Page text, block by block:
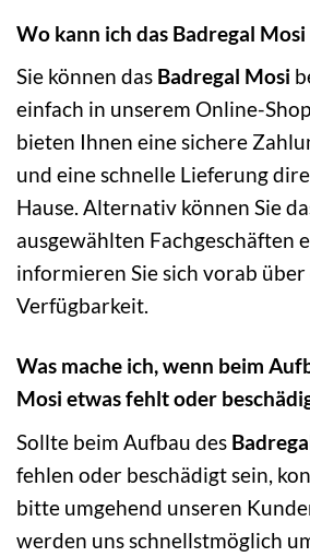
Wo kann ich das Badregal
Sie können das Badregal Mosi
einfach in unserem Online-
bieten Ihnen eine sichere
und eine schnelle Lieferung
Hause. Alternativ können Sie
ausgewählten Fachgeschäften
informieren Sie sich vorab über
Verfügbarkeit.
Was mache ich, wenn beim
Mosi etwas fehlt oder
Sollte beim Aufbau des
fehlen oder beschädigt sein,
bitte umgehend unseren
werden uns schnellstmöglich